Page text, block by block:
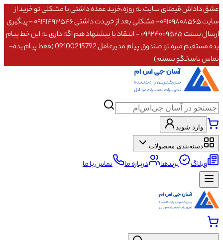
عشق داداش قیمتای سایت به روزه،خرید عمده داشتی یا مشکلی تو خرید از
سایت ۰۹۱۰۹۸۰۸۵۶۵- مشکلی بعد از خریدت داشتی ۰۹۱۹۱۴۹۳۵۴۶ - پیگیری
ارسال بستت ۰۹۹۲۴۰۰۹۵۲۵ - انتقاد یا پیشنهاد هم اگه داری به این خط پیام
بده مستقیم میره تو صندوق پیام مدیرعامل 09100215792 (فقط پیام بده-
تماس پاسخگو نیستم)
وارد شوید
دسته‌بندی محصولات
وبلاگ برندها درباره ما تماس با ما